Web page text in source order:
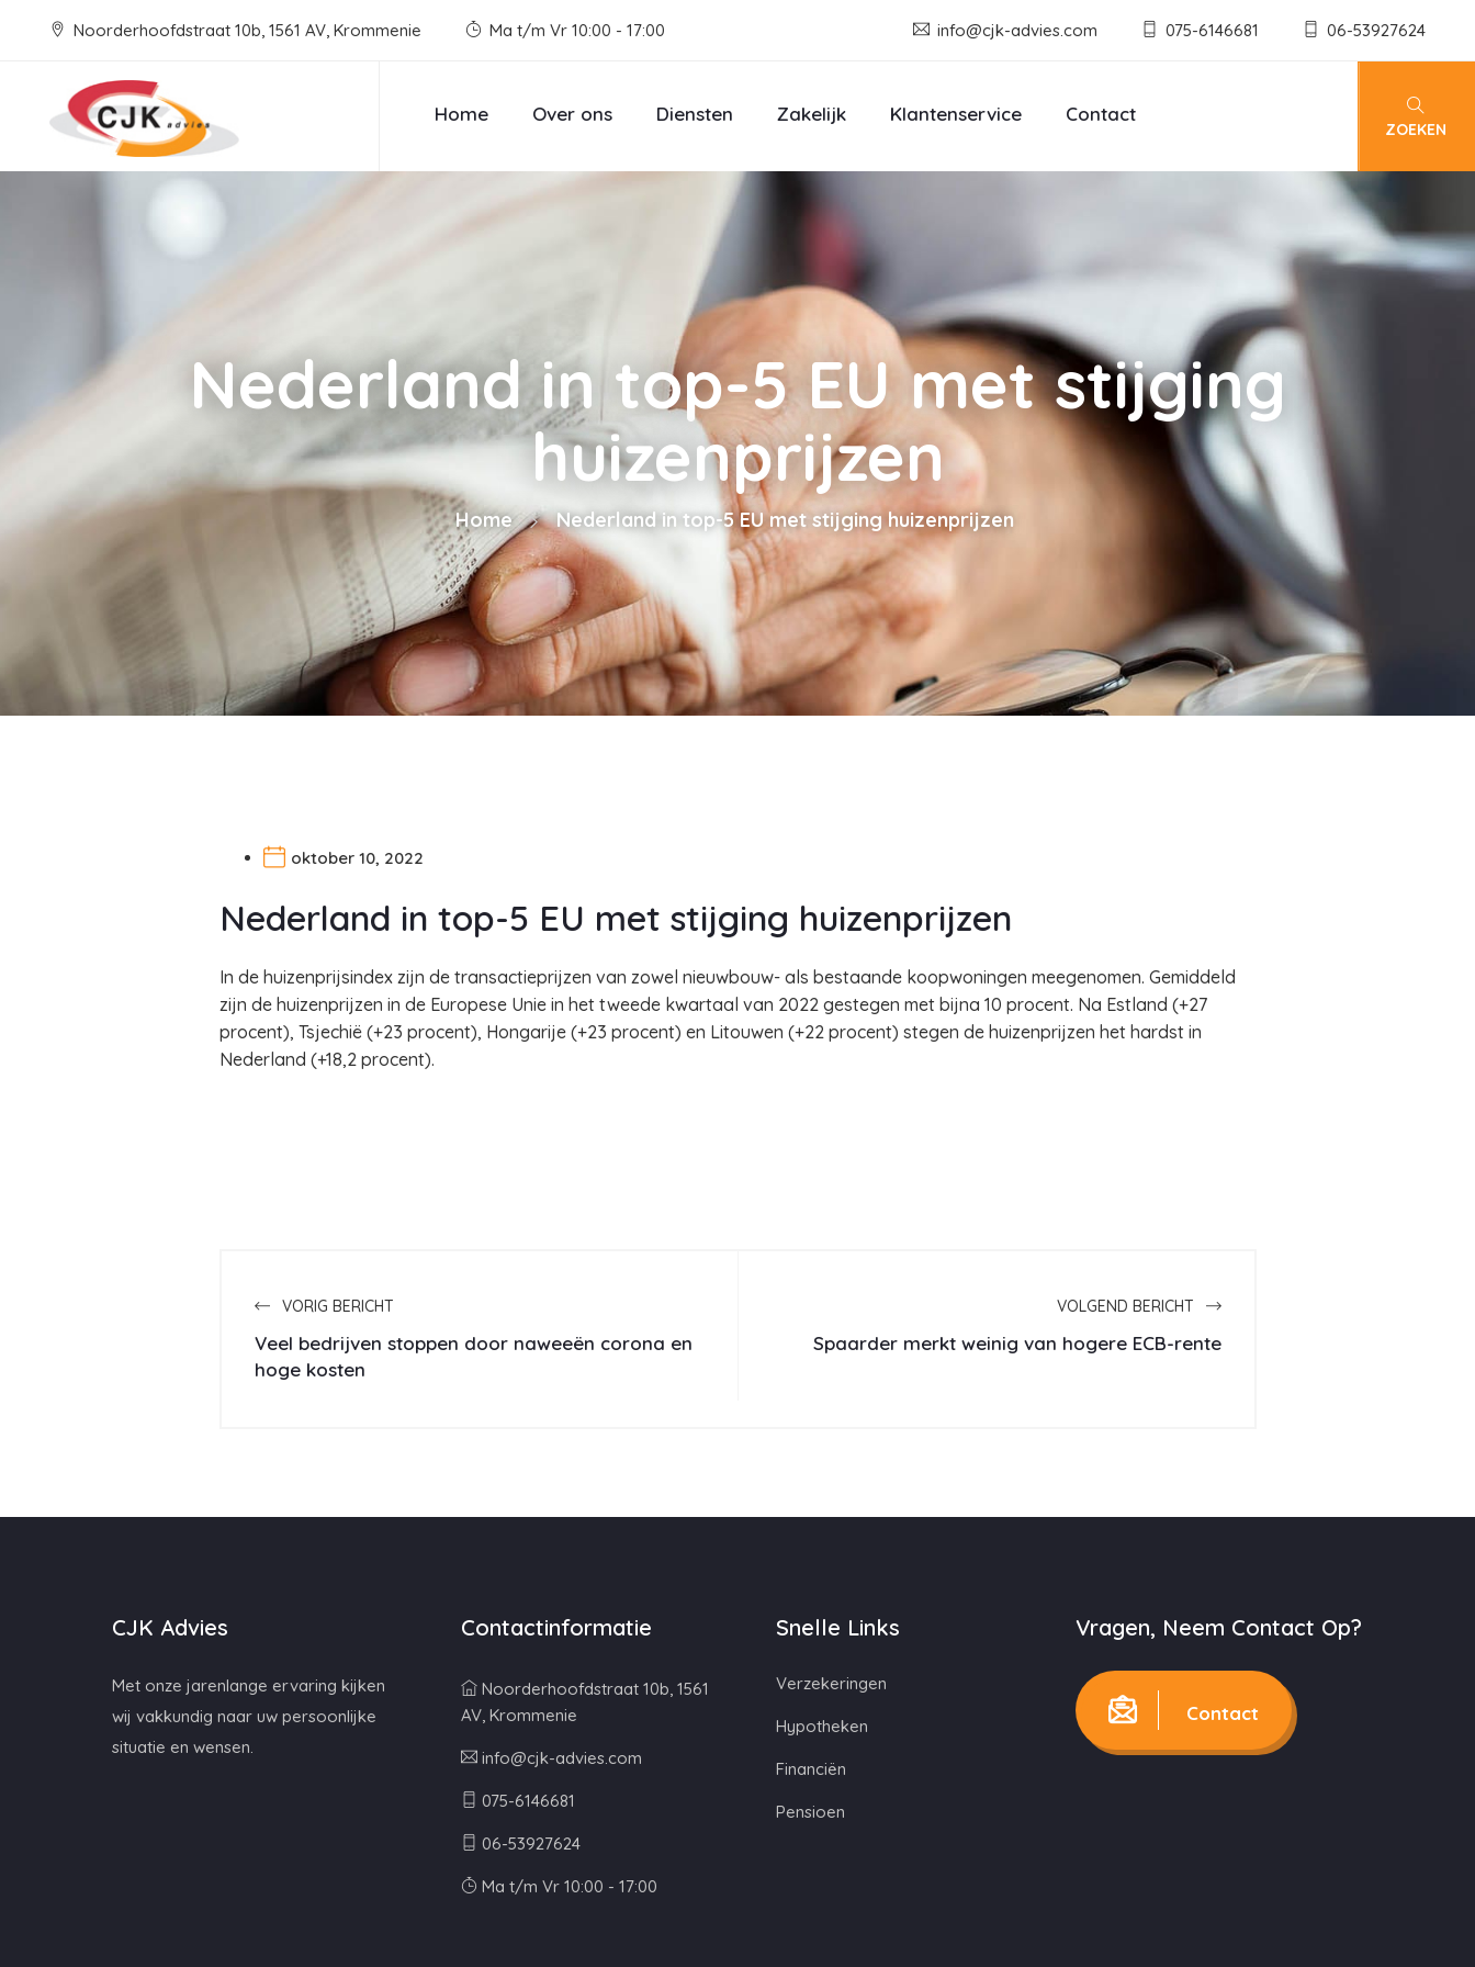
Noorderhoofdstraat 10b, 1561 AV, Krommenie Ma t/m Vr 10:00 - 17:00 info@cjk-advies.com 075-6146681 06-53927624
Home Over ons Diensten Zakelijk Klantenservice Contact
ZOEKEN
Nederland in top-5 EU met stijging
huizenprijzen
Home Nederland in top-5 EU met stijging huizenprijzen
oktober 10, 2022
Nederland in top-5 EU met stijging huizenprijzen
In de huizenprijsindex zijn de transactieprijzen van zowel nieuwbouw- als bestaande koopwoningen meegenomen. Gemiddeld
zijn de huizenprijzen in de Europese Unie in het tweede kwartaal van 2022 gestegen met bijna 10 procent. Na Estland (+27
procent), Tsjechië (+23 procent), Hongarije (+23 procent) en Litouwen (+22 procent) stegen de huizenprijzen het hardst in
Nederland (+18,2 procent).
VORIG BERICHT
Veel bedrijven stoppen door naweeën corona en
hoge kosten
VOLGEND BERICHT
Spaarder merkt weinig van hogere ECB-rente
CJK Advies
Met onze jarenlange ervaring kijken
wij vakkundig naar uw persoonlijke
situatie en wensen.
Contactinformatie
Noorderhoofdstraat 10b, 1561
AV, Krommenie
info@cjk-advies.com
075-6146681
06-53927624
Ma t/m Vr 10:00 - 17:00
Snelle Links
Verzekeringen
Hypotheken
Financiën
Pensioen
Vragen, Neem Contact Op?
Contact